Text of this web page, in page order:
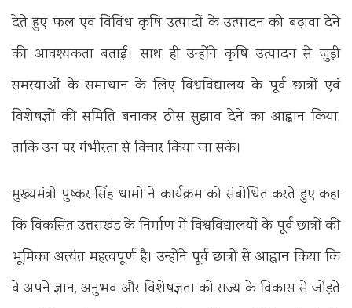
देते हुए फल एवं विविध कृषि उत्पादों के उत्पादन को बढ़ावा देने
की आवश्यकता बताई। साथ ही उन्होंने कृषि उत्पादन से जुड़ी
समस्याओं के समाधान के लिए विश्वविद्यालय के पूर्व छात्रों एवं
विशेषज्ञों की समिति बनाकर ठोस सुझाव देने का आह्वान किया,
ताकि उन पर गंभीरता से विचार किया जा सके।
मुख्यमंत्री पुष्कर सिंह धामी ने कार्यक्रम को संबोधित करते हुए कहा
कि विकसित उत्तराखंड के निर्माण में विश्वविद्यालयों के पूर्व छात्रों की
भूमिका अत्यंत महत्वपूर्ण है। उन्होंने पूर्व छात्रों से आह्वान किया कि
वे अपने ज्ञान, अनुभव और विशेषज्ञता को राज्य के विकास से जोड़ते